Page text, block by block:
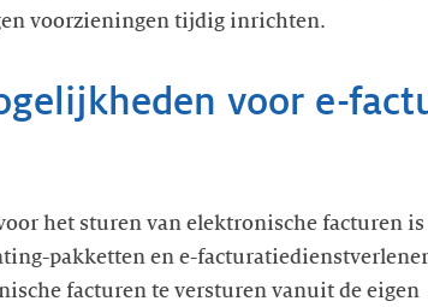
voorzieningen tijdig inrichten.
voor e-
het sturen van elektronische facturen
pakketten en e-
facturen te versturen vanuit de eigen